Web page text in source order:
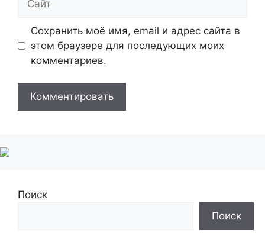
Сохранить моё имя, email и адрес сайта в
этом браузере для последующих моих
комментариев.
Поиск
Поиск